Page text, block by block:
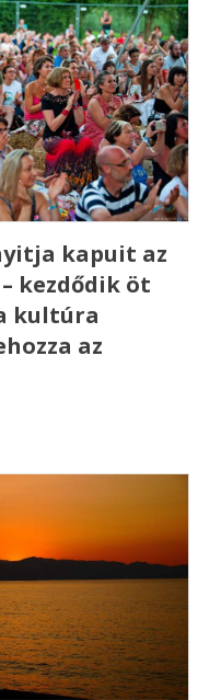
kapuit az
kezdődik öt
kultúra
az